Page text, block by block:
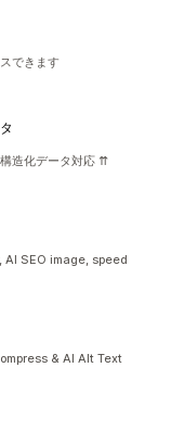
できます
造化データ対応 ⇈
AI SEO image, speed
& AI Alt Text